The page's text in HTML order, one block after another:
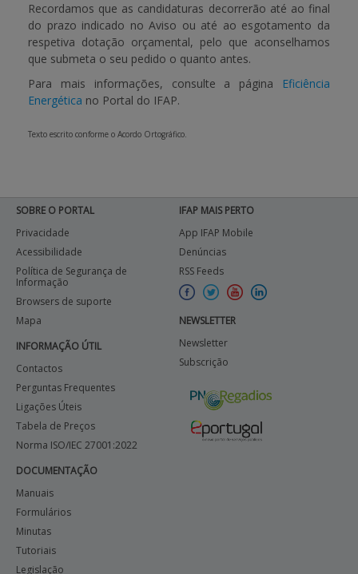
Recordamos que as candidaturas decorrerão até ao final
do prazo indicado no Aviso ou até ao esgotamento da
respetiva dotação orçamental, pelo que aconselhamos
que submeta o seu pedido o quanto antes.
Para mais informações, consulte a página
Eficiência
Energética no Portal do IFAP.
Texto escrito conforme o Acordo Ortográfico.
SOBRE O PORTAL
Privacidade
Acessibilidade
Política de Segurança de
Informação
Browsers de suporte
Mapa
INFORMAÇÃO ÚTIL
Contactos
Perguntas Frequentes
Ligações Úteis
Tabela de Preços
Norma ISO/IEC 27001:2022
DOCUMENTAÇÃO
Manuais
Formulários
Minutas
Tutoriais
Legislação
IFAP MAIS PERTO
App IFAP Mobile
Denúncias
RSS Feeds
NEWSLETTER
Newsletter
Subscrição